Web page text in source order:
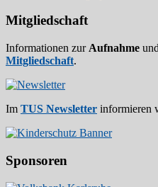
Mitgliedschaft
Informationen zur Aufnahme
Mitgliedschaft.
Im TUS Newsletter informieren
Sponsoren